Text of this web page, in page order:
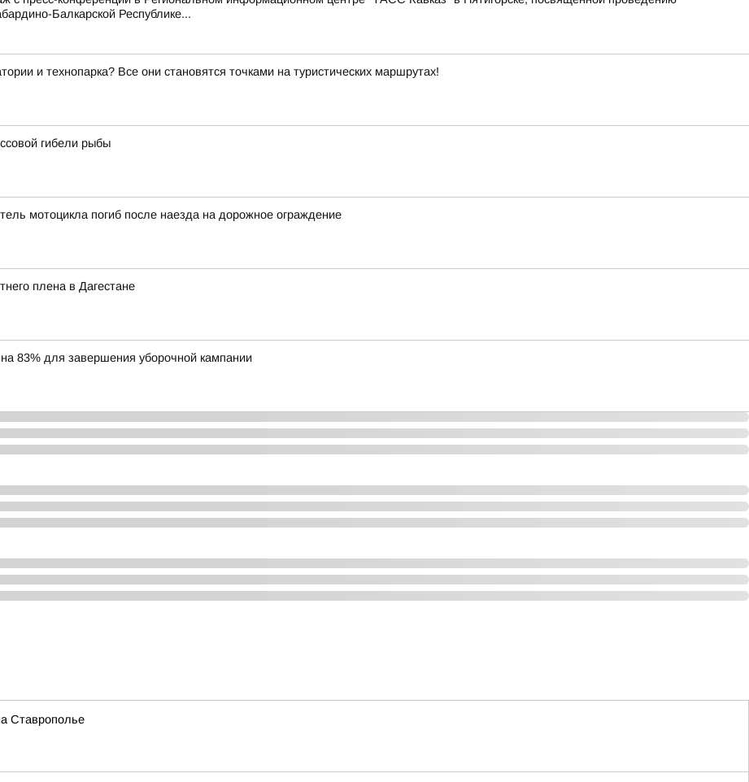
Балкарской Республике...
и технопарка? Все они становятся точками на туристических маршрутах!
гибели рыбы
мотоцикла погиб после наезда на дорожное ограждение
плена в Дагестане
83% для завершения уборочной кампании
Ставрополье